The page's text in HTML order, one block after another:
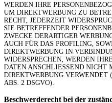
WERDEN IHRE
UM DIREKTWERBUNG ZU
RECHT, JEDERZEIT
SIE BETREFFENDER
ZWECKE DERARTIGER
AUCH FÜR DAS PROFILING,
DIREKTWERBUNG IN
WIDERSPRECHEN, WERDEN
DATEN ANSCHLIESSEND NICHT
DIREKTWERBUNG VERWENDET
ABS. 2 DSGVO).
Beschwerde­recht bei der